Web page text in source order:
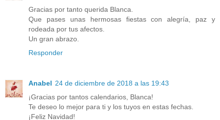
Gracias por tanto querida Blanca.
Que pases unas hermosas fiestas con alegría, paz y
rodeada por tus afectos.
Un gran abrazo.
Responder
Anabel 24 de diciembre de 2018 a las 19:43
¡Gracias por tantos calendarios, Blanca!
Te deseo lo mejor para ti y los tuyos en estas fechas.
¡Feliz Navidad!